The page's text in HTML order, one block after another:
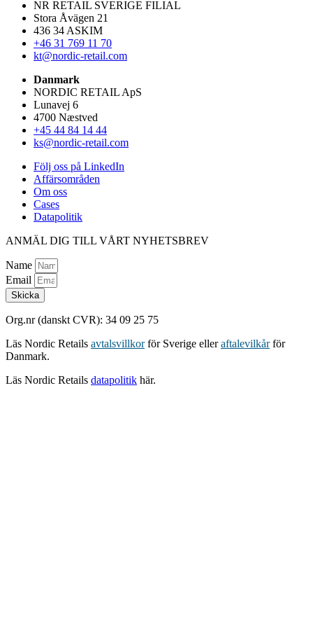
NR RETAIL SVERIGE FILIAL
Stora Åvägen 21
436 34 ASKIM
+46 31 769 11 70
kt@nordic-retail.com
Danmark
NORDIC RETAIL ApS
Lunavej 6
4700 Næstved
+45 44 84 14 44
ks@nordic-retail.com
Följ oss på LinkedIn
Affärsområden
Om oss
Cases
Datapolitik
ANMÄL DIG TILL VÅRT NYHETSBREV
Name
Email
Skicka
Org.nr (danskt CVR): 34 09 25 75
Läs Nordic Retails avtalsvillkor för Sverige elleraftalevilkår för
Danmark.
Läs Nordic Retails datapolitik här.